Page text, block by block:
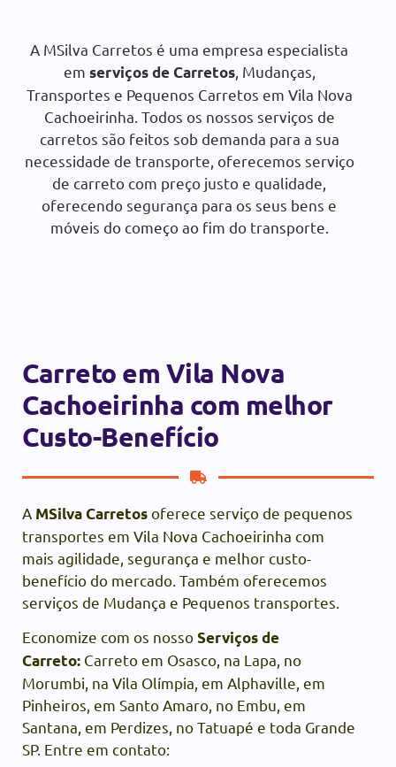
Orçamento gratuito:
SOLICITAR ORÇAMENTO
A MSilva Carretos é uma empresa especialista
em serviços de Carretos, Mudanças,
Transportes e Pequenos Carretos em Vila Nova
Cachoeirinha. Todos os nossos serviços de
carretos são feitos sob demanda para a sua
necessidade de transporte, oferecemos serviço
de carreto com preço justo e qualidade,
oferecendo segurança para os seus bens e
móveis do começo ao fim do transporte.
Carreto em Vila Nova
Cachoeirinha com melhor
Custo-Benefício
A MSilva Carretosoferece serviço de pequenos
transportes em Vila Nova Cachoeirinha com
mais agilidade, segurança e melhor custo-
benefício do mercado. Também oferecemos
serviços de Mudança e Pequenos transportes.
Economize com os nossoServiços de
Carreto: Carreto em Osasco, na Lapa, no
Morumbi, na Vila Olímpia, em Alphaville, em
Pinheiros, em Santo Amaro, no Embu, em
Santana, em Perdizes, no Tatuapé e toda Grande
SP. Entre em contato: